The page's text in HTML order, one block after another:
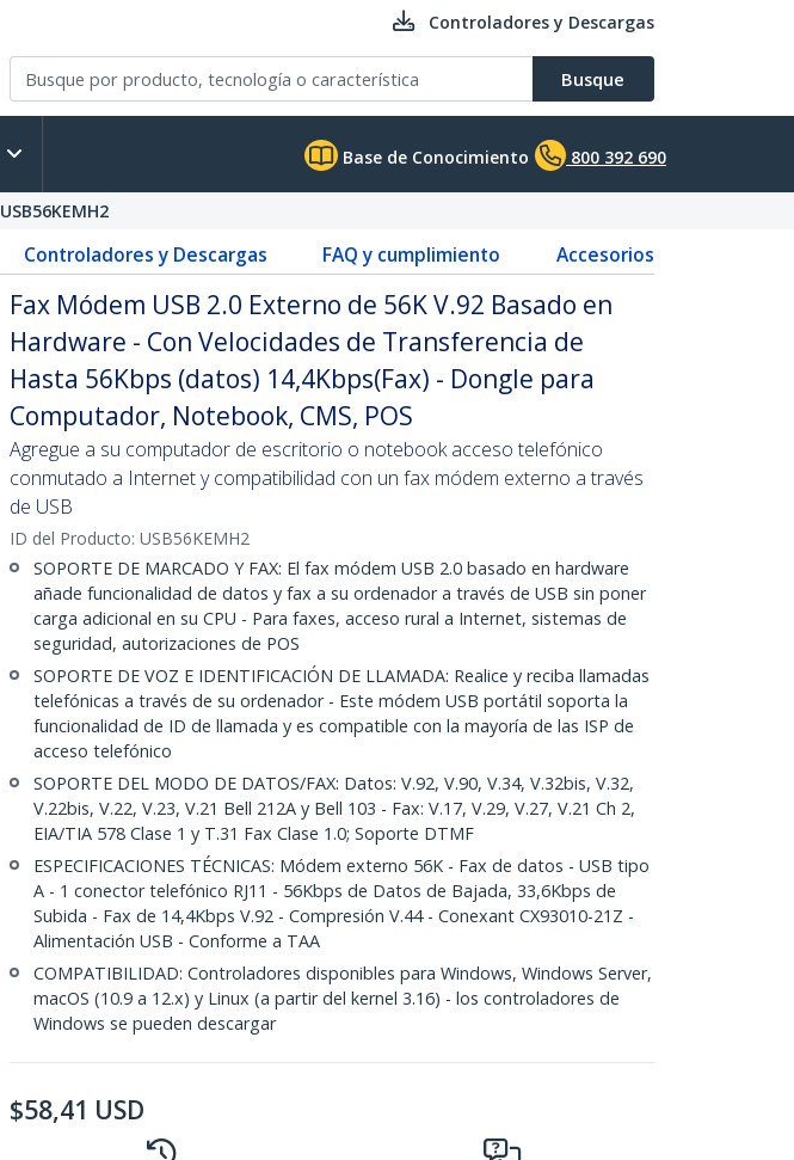
Controladores y Descargas
Busque
Base de Conocimiento 800 392 690
USB56KEMH2
Controladores y Descargas FAQ y cumplimiento Accesorios
Fax Módem USB 2.0 Externo de 56K V.92 Basado en
Hardware - Con Velocidades de Transferencia de
Hasta 56Kbps (datos) 14,4Kbps(Fax) - Dongle para
Computador, Notebook, CMS, POS
Agregue a su computador de escritorio o notebook acceso telefónico
conmutado a Internet y compatibilidad con un fax módem externo a través
de USB
ID del Producto: USB56KEMH2
SOPORTE DE MARCADO Y FAX: El fax módem USB 2.0 basado en hardware
añade funcionalidad de datos y fax a su ordenador a través de USB sin poner
carga adicional en su CPU - Para faxes, acceso rural a Internet, sistemas de
seguridad, autorizaciones de POS
SOPORTE DE VOZ E IDENTIFICACIÓN DE LLAMADA: Realice y reciba llamadas
telefónicas a través de su ordenador - Este módem USB portátil soporta la
funcionalidad de ID de llamada y es compatible con la mayoría de las ISP de
acceso telefónico
SOPORTE DEL MODO DE DATOS/FAX: Datos: V.92, V.90, V.34, V.32bis, V.32,
V.22bis, V.22, V.23, V.21 Bell 212A y Bell 103 - Fax: V.17, V.29, V.27, V.21 Ch 2,
EIA/TIA 578 Clase 1 y T.31 Fax Clase 1.0; Soporte DTMF
ESPECIFICACIONES TÉCNICAS: Módem externo 56K - Fax de datos - USB tipo
A - 1 conector telefónico RJ11 - 56Kbps de Datos de Bajada, 33,6Kbps de
Subida - Fax de 14,4Kbps V.92 - Compresión V.44 - Conexant CX93010-21Z -
Alimentación USB - Conforme a TAA
COMPATIBILIDAD: Controladores disponibles para Windows, Windows Server,
macOS (10.9 a 12.x) y Linux (a partir del kernel 3.16) - los controladores de
Windows se pueden descargar
$58,41 USD